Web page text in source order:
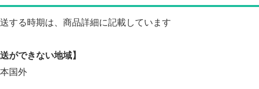
する時期は、商品詳細に記載しています
ができない地域】
国外